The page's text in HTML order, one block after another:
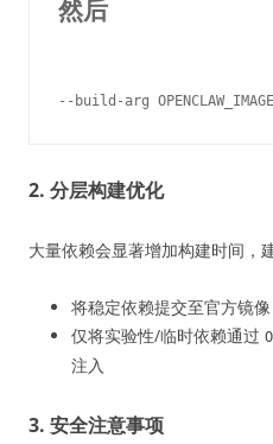
然后
2. 分层构建优化
大量依赖会显著增加构建时间，
将稳定依赖提交至官方镜像
仅将实验性/临时依赖通过
注入
3. 安全注意事项